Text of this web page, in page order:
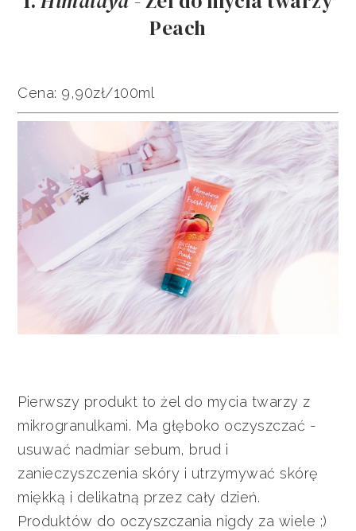
Peach
Cena: 9,90zł/100ml
Pierwszy produkt to żel do mycia twarzy z
mikrogranulkami. Ma głęboko oczyszczać -
usuwać nadmiar sebum, brud i
zanieczyszczenia skóry i utrzymywać skórę
miękką i delikatną przez cały dzień.
Produktów do oczyszczania nigdy za wiele ;)